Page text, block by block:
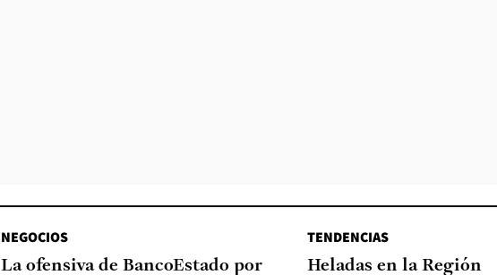
NEGOCIOS
La ofensiva de BancoEstado por
TENDENCIAS
Heladas en la Región